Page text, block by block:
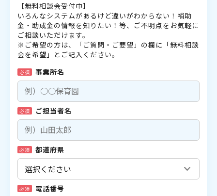
【無料相談会受付中】
いろんなシステムがあるけど違いがわからない！補助
金・助成金の情報を知りたい！等、ご不明点をお気軽に
ご相談いただけます。
※ご希望の方は、「ご質問・ご要望」の欄に「無料相談
会を希望」とご記入ください。
必須 事業所名
必須 ご担当者名
必須 都道府県
必須 電話番号